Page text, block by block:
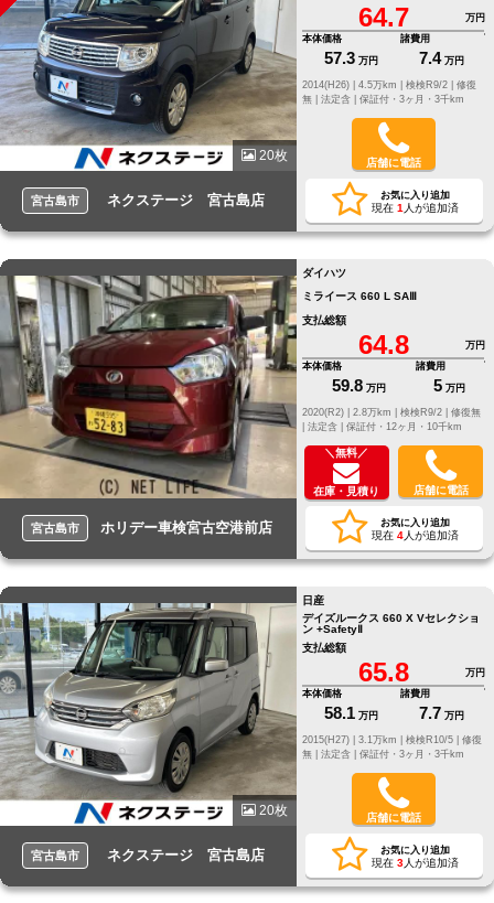
20枚
宮古島市 ネクステージ 宮古島店
64.7
万円
本体価格
57.3 万円
諸費用
7.4 万円
修復
無 | 法定含 | 保証付・3ヶ月・3千km
店舗に電話
お気に入り追加
現在 1 人が追加済
宮古島市 ホリデー車検宮古空港前店
ダイハツ
ミライース 660 L SAⅢ
支払総額
64.8
万円
本体価格
59.8 万円
諸費用
5 万円
修復無
法定含 | 保証付・12ヶ月・10千km
＼無料／
在庫・見積り 店舗に電話
お気に入り追加
現在 4人が追加済
20枚
宮古島市 ネクステージ 宮古島店
日産
デイズルークス 660 X Vセレクショ
ン +SafetyⅡ
支払総額
65.8
万円
本体価格
58.1 万円
諸費用
7.7 万円
修復
無 | 法定含 | 保証付・3ヶ月・3千km
店舗に電話
お気に入り追加
現在 3人が追加済